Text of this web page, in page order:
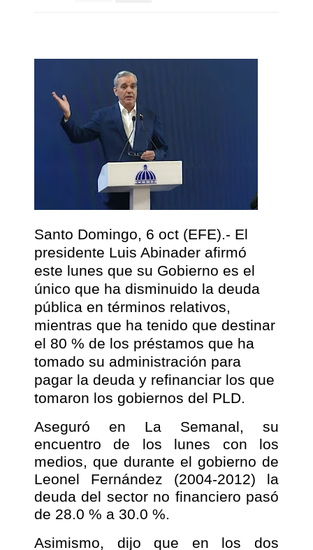
Santo Domingo, 6 oct (EFE).- El
presidente Luis Abinader afirmó
este lunes que su Gobierno es el
único que ha disminuido la deuda
pública en términos relativos,
mientras que ha tenido que destinar
el 80 % de los préstamos que ha
tomado su administración para
pagar la deuda y refinanciar los que
tomaron los gobiernos del PLD.
Aseguró en La Semanal, su
encuentro de los lunes con los
medios, que durante el gobierno de
Leonel Fernández (2004-2012) la
deuda del sector no financiero pasó
de 28.0 % a 30.0 %.
Asimismo, dijo que en los dos